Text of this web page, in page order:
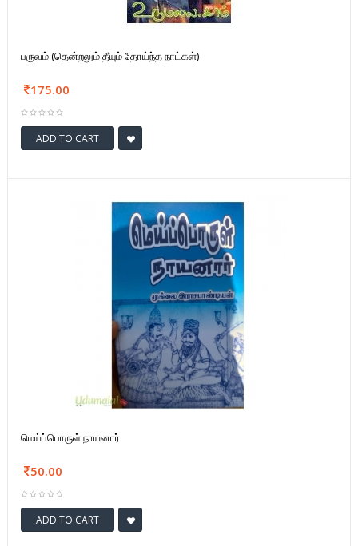
பருவம் (தென்றலும் தீயும் தோய்ந்த நாட்கள்)
175.00
ADD TO CART
மெய்ப்பொருள் நாயனார்
50.00
ADD TO CART